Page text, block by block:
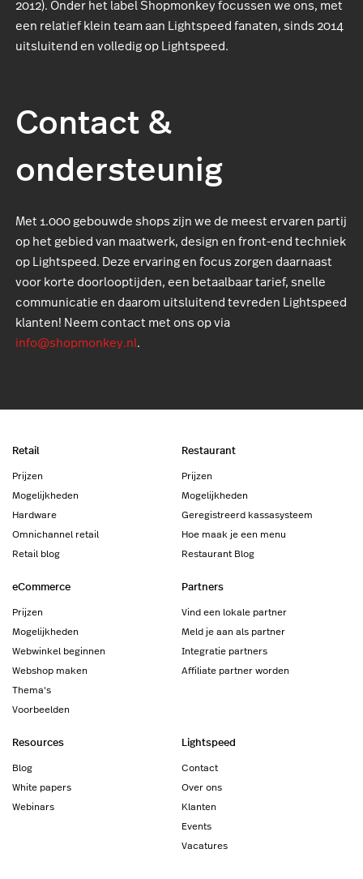
2012). Onder het label Shopmonkey focussen we ons, met
een relatief klein team aan Lightspeed fanaten, sinds 2014
uitsluitend en volledig op Lightspeed.
Contact &
ondersteunig
Met 1.000 gebouwde shops zijn we de meest ervaren partij
op het gebied van maatwerk, design en front-end techniek
op Lightspeed. Deze ervaring en focus zorgen daarnaast
voor korte doorlooptijden, een betaalbaar tarief, snelle
communicatie en daarom uitsluitend tevreden Lightspeed
klanten! Neem contact met ons op via
info@shopmonkey.nl.
Retail
Prijzen
Mogelijkheden
Hardware
Omnichannel retail
Retail blog
Restaurant
Prijzen
Mogelijkheden
Geregistreerd kassasysteem
Hoe maak je een menu
Restaurant Blog
eCommerce
Prijzen
Mogelijkheden
Webwinkel beginnen
Webshop maken
Thema's
Voorbeelden
Partners
Vind een lokale partner
Meld je aan als partner
Integratie partners
Affiliate partner worden
Resources
Blog
White papers
Webinars
Lightspeed
Contact
Over ons
Klanten
Events
Vacatures